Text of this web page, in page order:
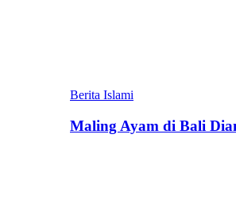
Berita Islami
Maling Ayam di Bali